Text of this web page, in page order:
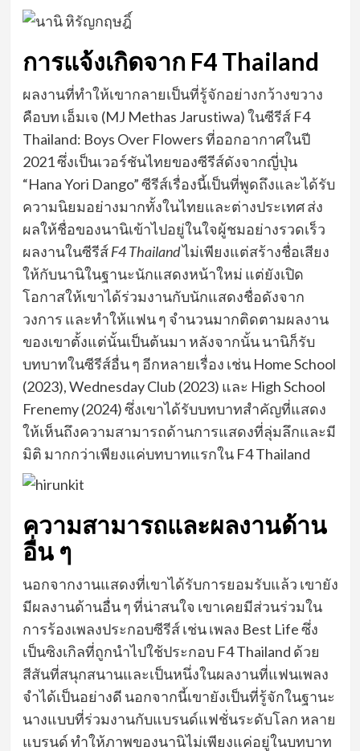
การแจ้งเกิดจาก F4 Thailand
ผลงานที่ทำให้เขากลายเป็นที่รู้จักอย่างกว้างขวาง
คือบท เอ็มเจ (MJ Methas Jarustiwa) ในซีรีส์ F4
Thailand: Boys Over Flowers ที่ออกอากาศในปี
2021 ซึ่งเป็นเวอร์ชันไทยของซีรีส์ดังจากญี่ปุ่น
“Hana Yori Dango” ซีรีส์เรื่องนี้เป็นที่พูดถึงและได้รับ
ความนิยมอย่างมากทั้งในไทยและต่างประเทศ ส่ง
ผลให้ชื่อของนานิเข้าไปอยู่ในใจผู้ชมอย่างรวดเร็ว
ผลงานในซีรีส์F4 Thailandไม่เพียงแต่สร้างชื่อเสียง
ให้กับนานิในฐานะนักแสดงหน้าใหม่ แต่ยังเปิด
โอกาสให้เขาได้ร่วมงานกับนักแสดงชื่อดังจาก
วงการ และทำให้แฟน ๆ จำนวนมากติดตามผลงาน
ของเขาตั้งแต่นั้นเป็นต้นมา หลังจากนั้น นานิก็รับ
บทบาทในซีรีส์อื่น ๆ อีกหลายเรื่อง เช่น Home School
(2023), Wednesday Club (2023) และ High School
Frenemy (2024) ซึ่งเขาได้รับบทบาทสำคัญที่แสดง
ให้เห็นถึงความสามารถด้านการแสดงที่ลุ่มลึกและมี
มิติ มากกว่าเพียงแค่บทบาทแรกใน F4 Thailand
ความสามารถและผลงานด้าน
อื่น ๆ
นอกจากงานแสดงที่เขาได้รับการยอมรับแล้ว เขายัง
มีผลงานด้านอื่น ๆ ที่น่าสนใจ เขาเคยมีส่วนร่วมใน
การร้องเพลงประกอบซีรีส์ เช่น เพลง Best Life ซึ่ง
เป็นซิงเกิลที่ถูกนำไปใช้ประกอบ F4 Thailand ด้วย
สีสันที่สนุกสนานและเป็นหนึ่งในผลงานที่แฟนเพลง
จำได้เป็นอย่างดี นอกจากนี้เขายังเป็นที่รู้จักในฐานะ
นางแบบที่ร่วมงานกับแบรนด์แฟชั่นระดับโลก หลาย
แบรนด์ ทำให้ภาพของนานิไม่เพียงแค่อยู่ในบทบาท